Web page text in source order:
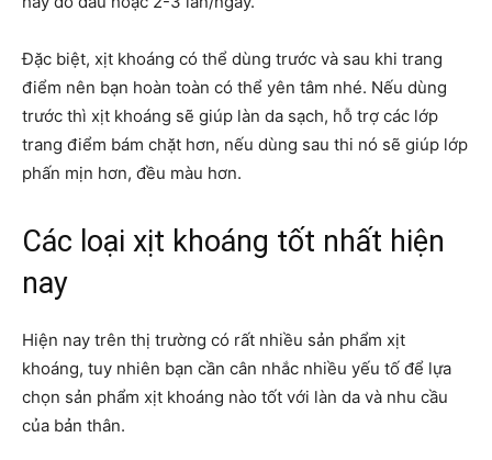
Đặc biệt, xịt khoáng có thể dùng trước và sau khi trang
điểm nên bạn hoàn toàn có thể yên tâm nhé. Nếu dùng
trước thì xịt khoáng sẽ giúp làn da sạch, hỗ trợ các lớp
trang điểm bám chặt hơn, nếu dùng sau thi nó sẽ giúp lớp
phấn mịn hơn, đều màu hơn.
Các loại xịt khoáng tốt nhất hiện
nay
Hiện nay trên thị trường có rất nhiều sản phẩm xịt
khoáng, tuy nhiên bạn cần cân nhắc nhiều yếu tố để lựa
chọn sản phẩm xịt khoáng nào tốt với làn da và nhu cầu
của bản thân.